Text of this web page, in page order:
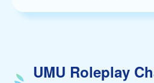
UMU Roleplay